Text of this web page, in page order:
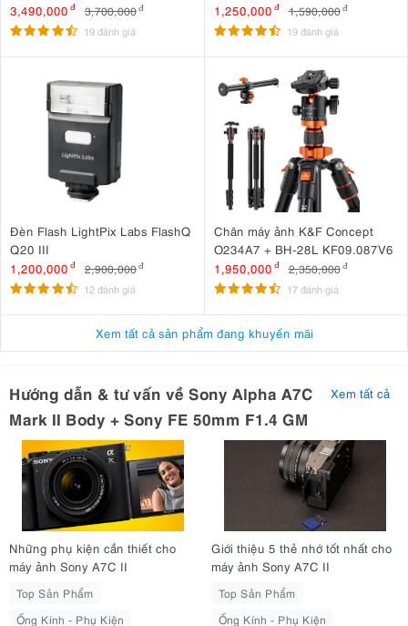
Có nên nâng cấp từ A7C lên A7C II hay không ?
Sony A7C Mark II là chiếc máy ảnh nhỏ gọn nhưng mạnh mẽ, kết
hợp cảm biến full-frame với hiệu năng vượt trội cho cả ảnh tĩnh và
3,490,000 đ 3,700,000đ
19 đánh giá
1,250,000 đ 1,590,000 đ
19 đánh giá
Đèn Flash LightPix Labs FlashQ
Q20 III
1,200,000 đ 2,900,000đ
12 đánh giá
Chân máy ảnh K&F Concept
O234A7 + BH-28L KF09.087V6
1,950,000 đ 2,350,000 đ
17 đánh giá
Xem tất cả sản phẩm đang khuyến mãi
Hướng dẫn & tư vấn về Sony Alpha A7C
Mark II Body + Sony FE 50mm F1.4 GM
Xem tất cả
Những phụ kiện cần thiết cho
máy ảnh Sony A7C II
Top Sản Phẩm
Ống Kính - Phụ Kiện
Giới thiệu 5 thẻ nhớ tốt nhất cho
máy ảnh Sony A7C II
Top Sản Phẩm
Ống Kính - Phụ Kiện